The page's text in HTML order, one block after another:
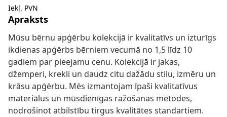
Iekļ. PVN
Apraksts
Mūsu bērnu apģērbu kolekcijā ir kvalitatīvs un izturīgs
ikdienas apģērbs bērniem vecumā no 1,5 līdz 10
gadiem par pieejamu cenu. Kolekcijā ir jakas,
džemperi, krekli un daudz citu dažādu stilu, izmēru un
krāsu apģērbu. Mēs izmantojam īpaši kvalitatīvus
materiālus un mūsdienīgas ražošanas metodes,
nodrošinot atbilstību tirgus kvalitātes standartiem.